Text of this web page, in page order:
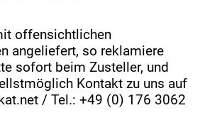
offensichtlichen
angeliefert, so reklamiere
sofort beim Zusteller, und
Kontakt zu uns auf
/ Tel.: +49 (0) 176 3062